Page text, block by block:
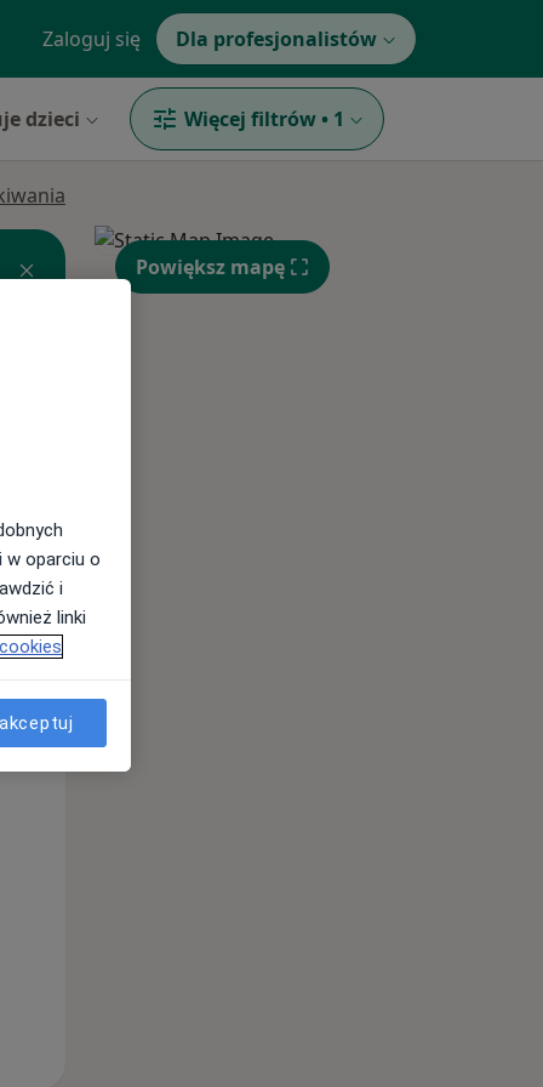
Zaloguj się Dla profesjonalistów
dzieci Więcej filtrów • 1
Wt,
Powiększ mapę
w oparciu o
i
linki